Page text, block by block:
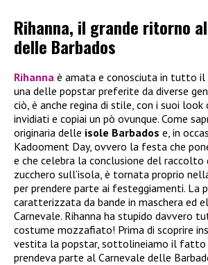
Rihanna, il grande ritorno
delle Barbados
Rihanna è amata e conosciuta in tutto
una delle popstar preferite da diverse
ciò, è anche regina di stile, con i suoi look
invidiati e copiai un pò ovunque. Come
originaria delle isole Barbados e, in
Kadooment Day, ovvero la festa che
e che celebra la conclusione del raccolto
zucchero sull’isola, è tornata proprio
per prendere parte ai festeggiamenti. La
caratterizzata da bande in maschera ed
Carnevale. Rihanna ha stupido davvero
costume mozzafiato! Prima di scoprire
vestita la popstar, sottolineiamo il fatto
prendeva parte al Carnevale delle